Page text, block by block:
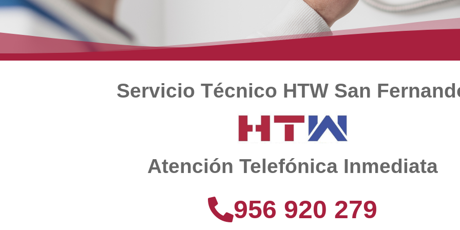
Servicio Técnico HTW San
Atención Telefónica Inmediata
956 920 279